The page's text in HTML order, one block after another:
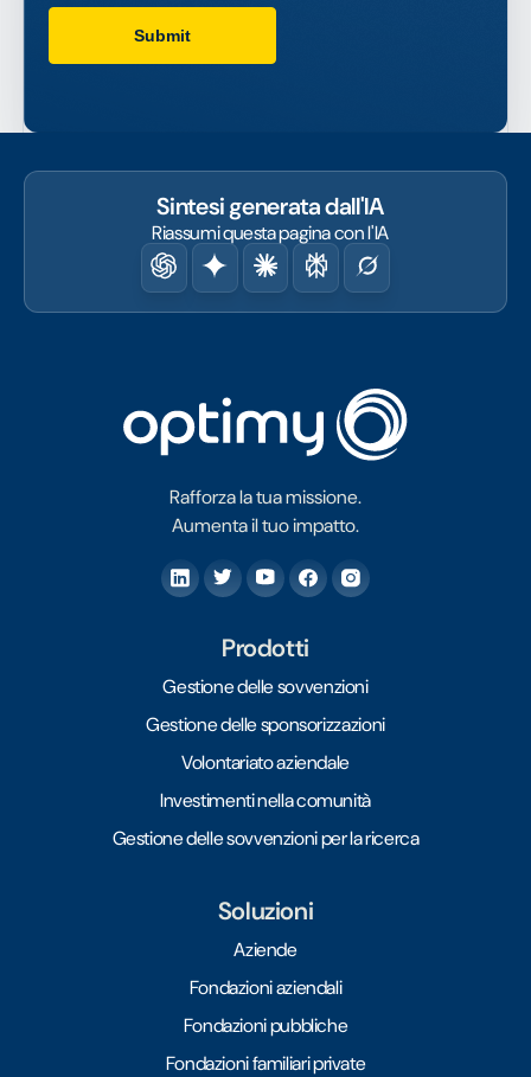
Sintesi generata dall'IA
Riassumi questa pagina con l'IA
Rafforza la tua missione.
Aumenta il tuo impatto.
Prodotti
Gestione delle sovvenzioni
Gestione delle sponsorizzazioni
Volontariato aziendale
Investimenti nella comunità
Gestione delle sovvenzioni per la ricerca
Soluzioni
Aziende
Fondazioni aziendali
Fondazioni pubbliche
Fondazioni familiari private